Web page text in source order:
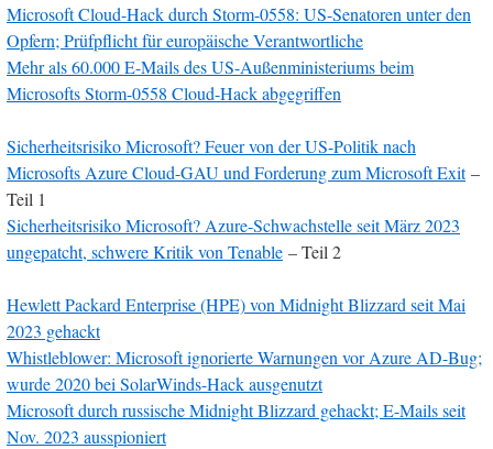
Microsoft Cloud-Hack durch Storm-0558: US-Senatoren unter den
Opfern; Prüfpflicht für europäische Verantwortliche
Mehr als 60.000 E-Mails des US-Außenministeriums beim
Microsofts Storm-0558 Cloud-Hack abgegriffen
Sicherheitsrisiko Microsoft? Feuer von der US-Politik nach
Microsofts Azure Cloud-GAU und Forderung zum Microsoft Exit–
Teil 1
Sicherheitsrisiko Microsoft? Azure-Schwachstelle seit März 2023
ungepatcht, schwere Kritik von Tenable – Teil 2
Hewlett Packard Enterprise (HPE) von Midnight Blizzard seit Mai
2023 gehackt
Whistleblower: Microsoft ignorierte Warnungen vor Azure AD-Bug;
wurde 2020 bei SolarWinds-Hack ausgenutzt
Microsoft durch russische Midnight Blizzard gehackt; E-Mails seit
Nov. 2023 ausspioniert